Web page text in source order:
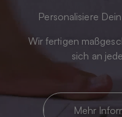
Personalisiere
Wir fertigen
sich an
Mehr